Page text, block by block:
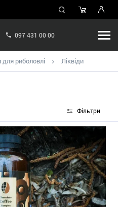
097 431 00 00
риболовлі Ліквіди
Фільтри